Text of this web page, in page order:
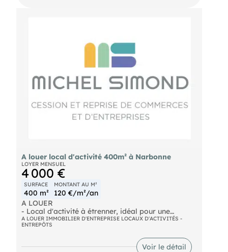
A louer local d'activité 400m² à Narbonne
LOYER MENSUEL
4 000 €
SURFACE
400 m²
MONTANT AU M²
120 €/m²/an
A LOUER
- Local d'activité à étrenner, idéal pour une
entreprise en croissance souhaitant se développer
sur Narbonne. Sa mezzanine béton de 100M2 offre
de nombreuses solutions d'aménagement. Porte
4x4 et accès piétons. Emplacement idéal. Nous
A LOUER IMMOBILIER D'ENTREPRISE LOCAUX D'ACTIVITÉS -
ENTREPÔTS
Voir le détail